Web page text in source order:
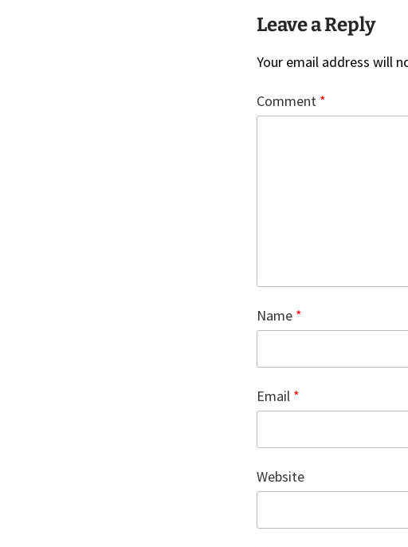
Leave a Reply
Your email address will
Comment *
Name *
Email *
Website